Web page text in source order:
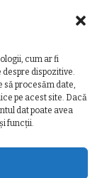
cum ar fi
dispozitive.
să procesăm date,
pe acest site. Dacă
dat poate avea
funcții.
Cluj-Napoca.
al